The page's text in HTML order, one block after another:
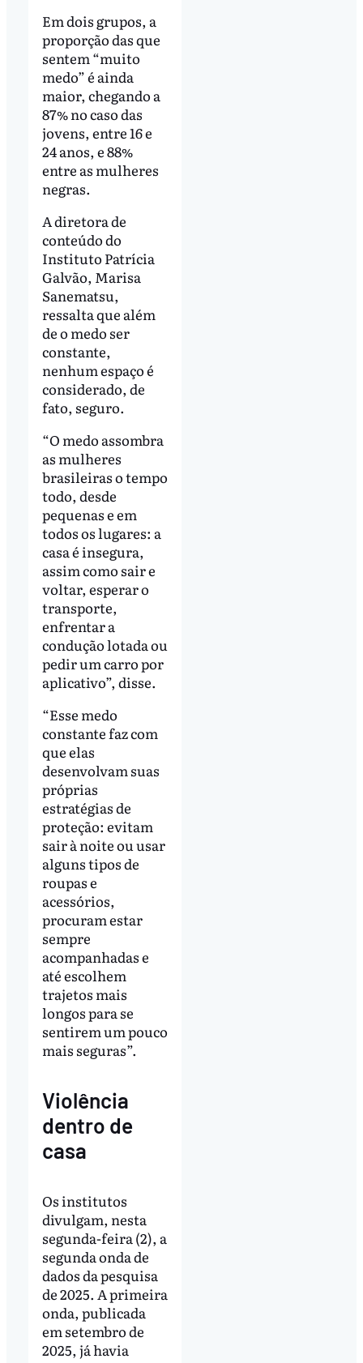
Em dois grupos, a
proporção das que
sentem “muito
medo” é ainda
maior, chegando a
87% no caso das
jovens, entre 16 e
24 anos, e 88%
entre as mulheres
negras.
A diretora de
conteúdo do
Instituto Patrícia
Galvão, Marisa
Sanematsu,
ressalta que além
de o medo ser
constante,
nenhum espaço é
considerado, de
fato, seguro.
“O medo assombra
as mulheres
brasileiras o tempo
todo, desde
pequenas e em
todos os lugares: a
casa é insegura,
assim como sair e
voltar, esperar o
transporte,
enfrentar a
condução lotada ou
pedir um carro por
aplicativo”, disse.
“Esse medo
constante faz com
que elas
desenvolvam suas
próprias
estratégias de
proteção: evitam
sair à noite ou usar
alguns tipos de
roupas e
acessórios,
procuram estar
sempre
acompanhadas e
até escolhem
trajetos mais
longos para se
sentirem um pouco
mais seguras”.
Violência
dentro de
casa
Os institutos
divulgam, nesta
segunda-feira (2), a
segunda onda de
dados da pesquisa
de 2025. A primeira
onda, publicada
em setembro de
2025, já havia